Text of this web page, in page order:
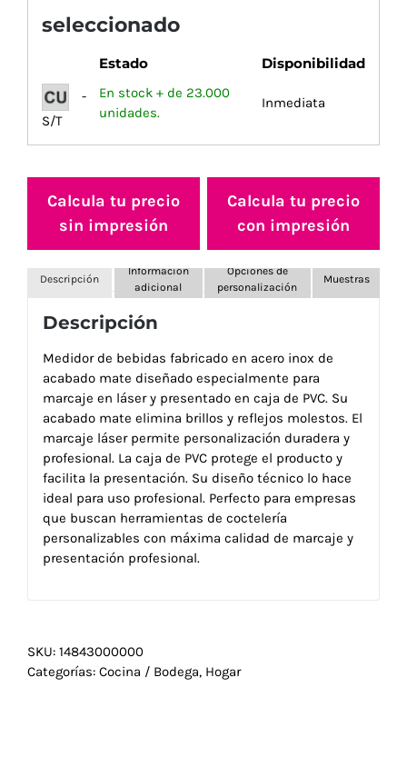
seleccionado
Estado Disponibilidad
-
S/T
En stock + de 23.000
unidades.
Inmediata
Calcula tu precio
sin impresión
Calcula tu precio
con impresión
Descripción
Información
adicional
Opciones de
personalización
Muestras
Descripción
Medidor de bebidas fabricado en acero inox de
acabado mate diseñado especialmente para
marcaje en láser y presentado en caja de PVC. Su
acabado mate elimina brillos y reflejos molestos. El
marcaje láser permite personalización duradera y
profesional. La caja de PVC protege el producto y
facilita la presentación. Su diseño técnico lo hace
ideal para uso profesional. Perfecto para empresas
que buscan herramientas de coctelería
personalizables con máxima calidad de marcaje y
presentación profesional.
SKU: 14843000000
Categorías: Cocina / Bodega, Hogar